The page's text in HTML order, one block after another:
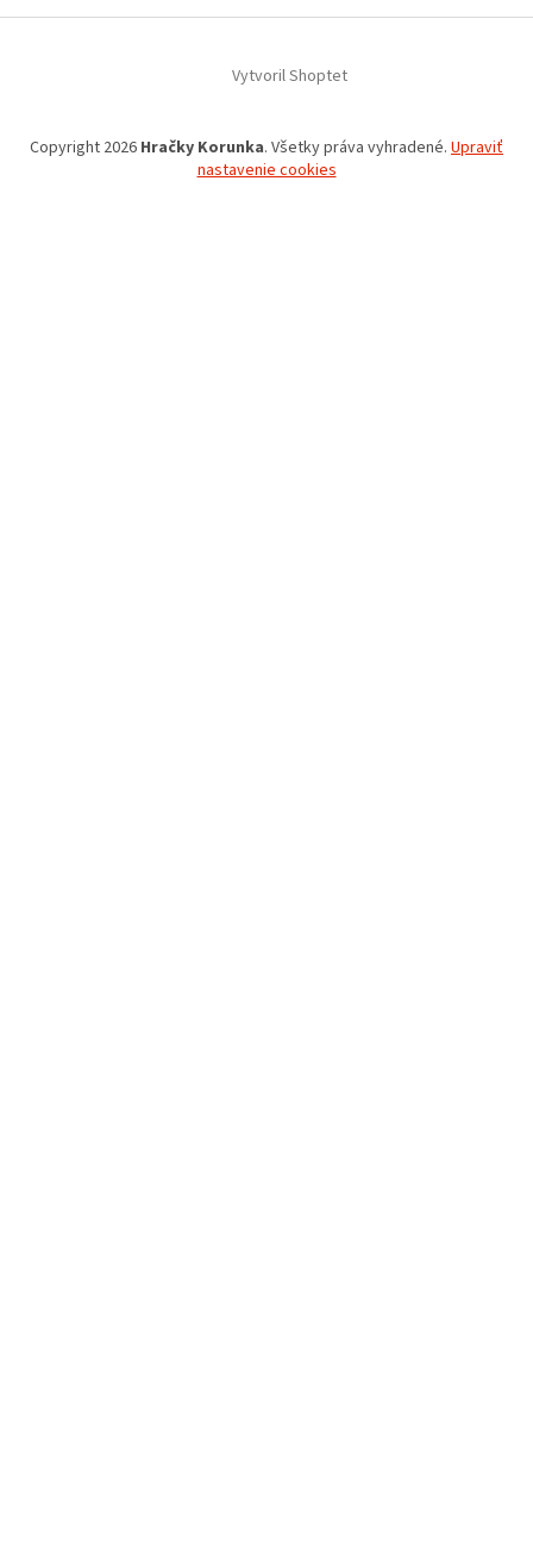
Vytvoril Shoptet
Copyright 2026 Hračky Korunka. Všetky práva vyhradené. Upraviť
nastavenie cookies